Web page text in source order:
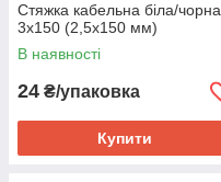
Стяжка кабельна біла/чорна
3х150 (2,5х150 мм)
В наявності
24 ₴/упаковка
Купити